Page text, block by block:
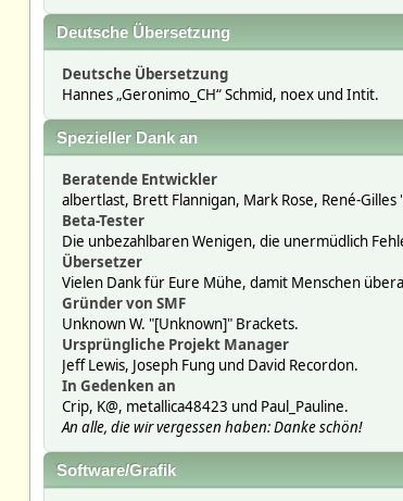
Deutsche Übersetzung
Deutsche Übersetzung
Hannes „Geronimo_CH“ Schmid, noex und Intit.
Spezieller Dank an
Beratende Entwickler
albertlast, Brett Flannigan, Mark Rose, René-
Beta-Tester
Die unbezahlbaren Wenigen, die unermüdlich
Übersetzer
Vielen Dank für Eure Mühe, damit Menschen
Gründer von SMF
Unknown W. "[Unknown]" Brackets.
Ursprüngliche Projekt Manager
Jeff Lewis, Joseph Fung und David Recordon.
In Gedenken an
Crip, K@, metallica48423 und Paul_Pauline.
An alle, die wir vergessen haben: Danke schön!
Software/Grafik